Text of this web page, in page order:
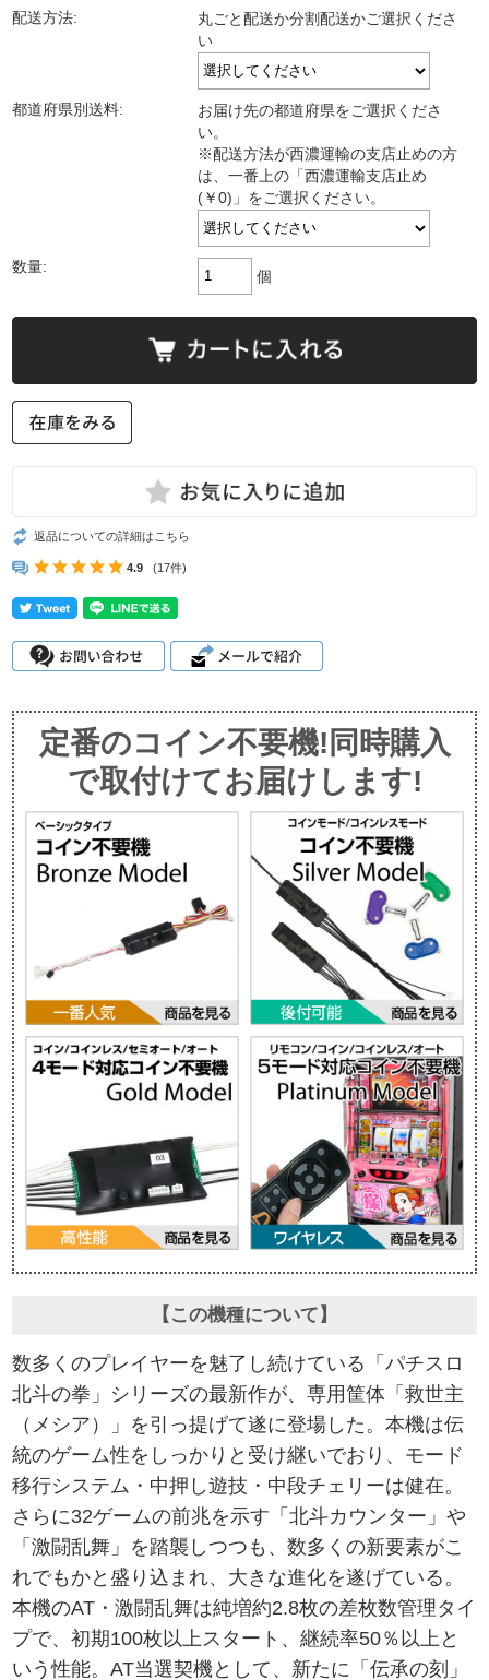
配送方法:
丸ごと配送か分割配送かご選択くださ
い
都道府県別送料:
お届け先の都道府県をご選択くださ
い。
※配送方法が西濃運輸の支店止めの方
は、一番上の「西濃運輸支店止め
(￥0)」をご選択ください。
数量:
個
返品についての詳細はこちら
4.9 (17件)
定番のコイン不要機!同時購入
で取付けてお届けします!
【この機種について】
数多くのプレイヤーを魅了し続けている「パチスロ
北斗の拳」シリーズの最新作が、専用筐体「救世主
（メシア）」を引っ提げて遂に登場した。本機は伝
統のゲーム性をしっかりと受け継いでおり、モード
移行システム・中押し遊技・中段チェリーは健在。
さらに32ゲームの前兆を示す「北斗カウンター」や
「激闘乱舞」を踏襲しつつも、数多くの新要素がこ
れでもかと盛り込まれ、大きな進化を遂げている。
本機のAT・激闘乱舞は純増約2.8枚の差枚数管理タイ
プで、初期100枚以上スタート、継続率50％以上と
いう性能。AT当選契機として、新たに「伝承の刻」